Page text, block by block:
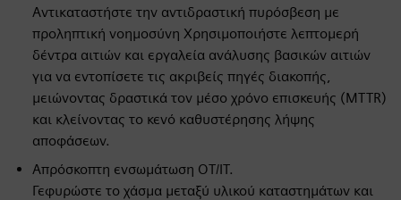
Αντικαταστήστε την αντιδραστική πυρόσβεση με
προληπτική νοημοσύνη Χρησιμοποιήστε λεπτομερή
δέντρα αιτιών και εργαλεία ανάλυσης βασικών αιτιών
για να εντοπίσετε τις ακριβείς πηγές διακοπής,
μειώνοντας δραστικά τον μέσο χρόνο επισκευής (MTTR)
και κλείνοντας το κενό καθυστέρησης λήψης
αποφάσεων.
Απρόσκοπτη ενσωμάτωση OT/IT.
Γεφυρώστε το χάσμα μεταξύ υλικού καταστημάτων και